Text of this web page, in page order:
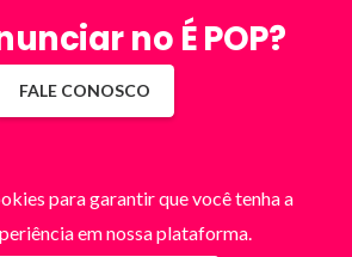
no É POP?
FALE CONOSCO
para garantir que você tenha a
em nossa plataforma.